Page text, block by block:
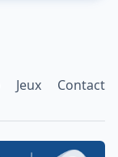
Jeux Contact